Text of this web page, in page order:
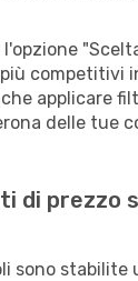
l'opzione
competitivi
applicare
delle tue
di prezzo
sono stabilite